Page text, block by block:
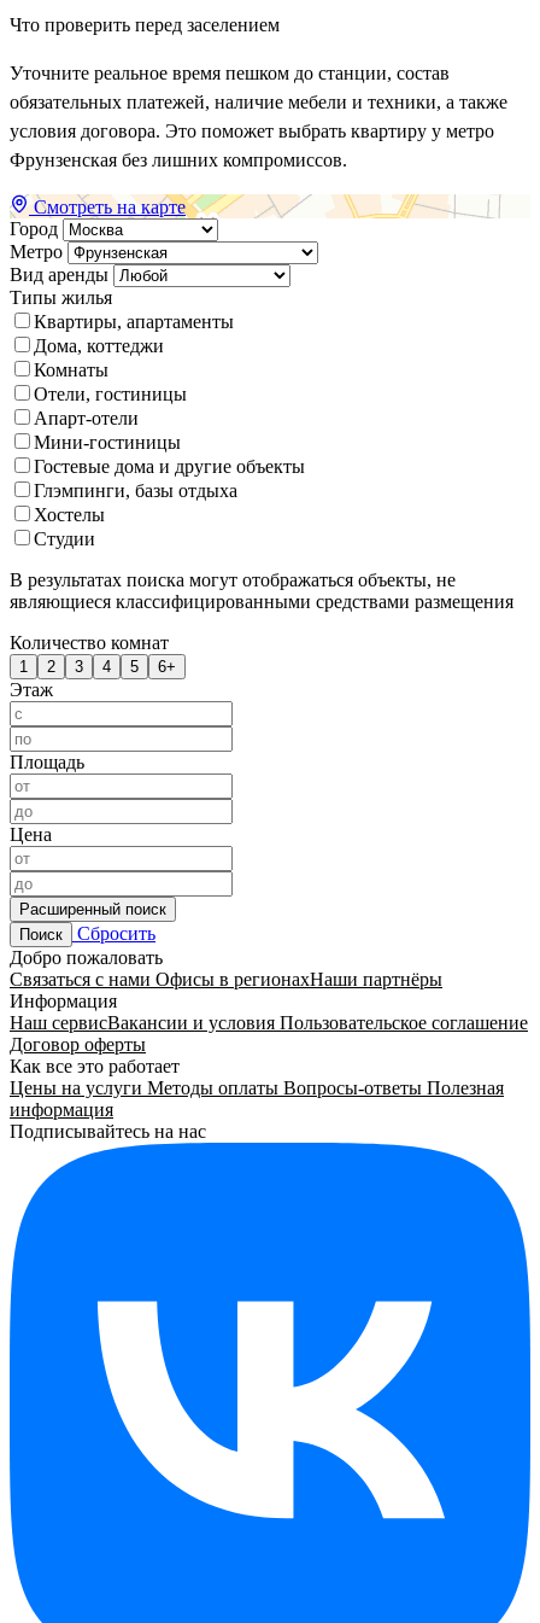
Что проверить перед заселением
Уточните реальное время пешком до станции, состав
обязательных платежей, наличие мебели и техники, а также
условия договора. Это поможет выбрать квартиру у метро
Фрунзенская без лишних компромиссов.
Смотреть на карте
Город
Метро
Вид аренды
Типы жилья
Квартиры, апартаменты
Дома, коттеджи
Комнаты
Отели, гостиницы
Апарт-отели
Мини-гостиницы
Гостевые дома и другие объекты
Глэмпинги, базы отдыха
Хостелы
Студии
В результатах поиска могут отображаться объекты, не
являющиеся классифицированными средствами размещения
Количество комнат
1 2 3 4 5 6+
Этаж
Площадь
Цена
Расширенный поиск
Поиск
Сбросить
Добро пожаловать
Связаться с нами Офисы в регионахНаши партнёры
Информация
Наш сервисВакансии и условия Пользовательское соглашение
Договор оферты
Как все это работает
Цены на услуги Методы оплаты Вопросы-ответы Полезная
информация
Подписывайтесь на нас